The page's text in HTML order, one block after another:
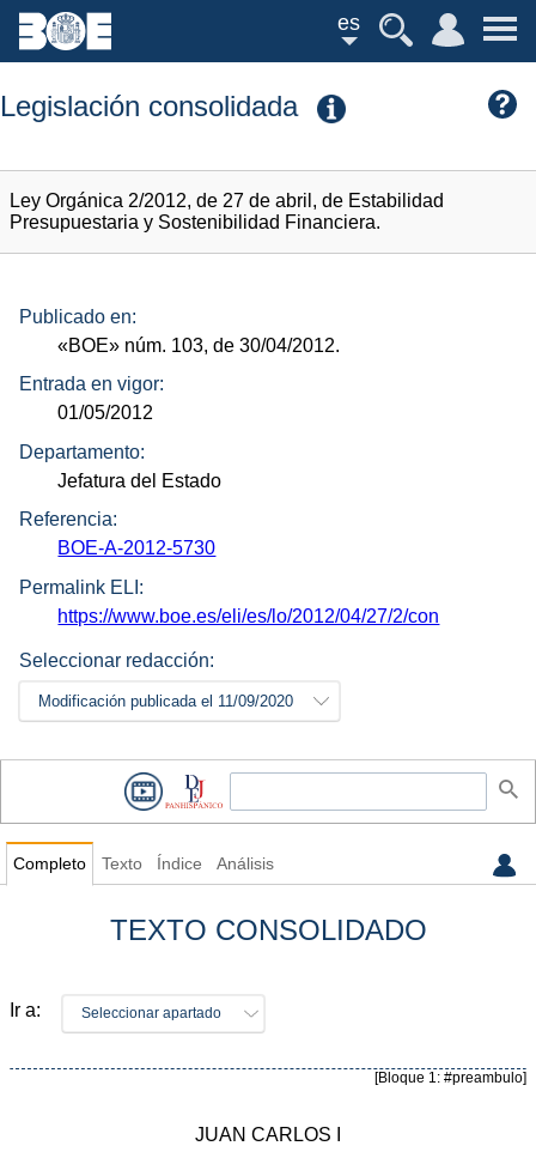
es
Legislación consolidada
Ley Orgánica 2/2012, de 27 de abril, de Estabilidad
Presupuestaria y Sostenibilidad Financiera.
Publicado en:
«BOE» núm. 103, de 30/04/2012.
Entrada en vigor:
01/05/2012
Departamento:
Jefatura del Estado
Referencia:
BOE-A-2012-5730
Permalink ELI:
https://www.boe.es/eli/es/lo/2012/04/27/2/con
Seleccionar redacción:
Modificación publicada el 11/09/2020
Completo Texto Índice Análisis
TEXTO CONSOLIDADO
Ir a: Seleccionar apartado
[Bloque 1: #preambulo]
JUAN CARLOS I